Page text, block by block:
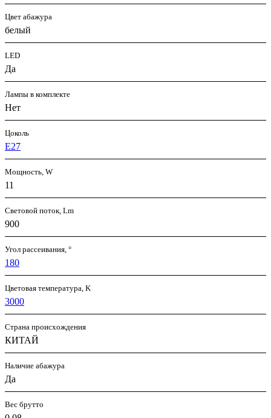
Цвет абажура
белый
LED
Да
Лампы в комплекте
Нет
Цоколь
E27
Мощность, W
11
Световой поток, Lm
900
Угол рассеивания, °
180
Цветовая температура, K
3000
Страна происхождения
КИТАЙ
Наличие абажура
Да
Вес брутто